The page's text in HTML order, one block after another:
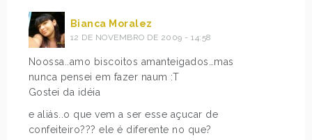
Bianca Moralez
12 DE NOVEMBRO DE 2009 - 14:58
Noossa..amo biscoitos amanteigados…mas
nunca pensei em fazer naum :T
Gostei da idéia
e aliás..o que vem a ser esse açucar de
confeiteiro??? ele é diferente no que?